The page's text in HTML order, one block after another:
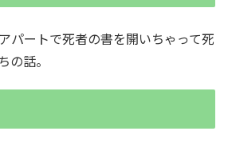
ートで死者の書を開いちゃって死
の話。